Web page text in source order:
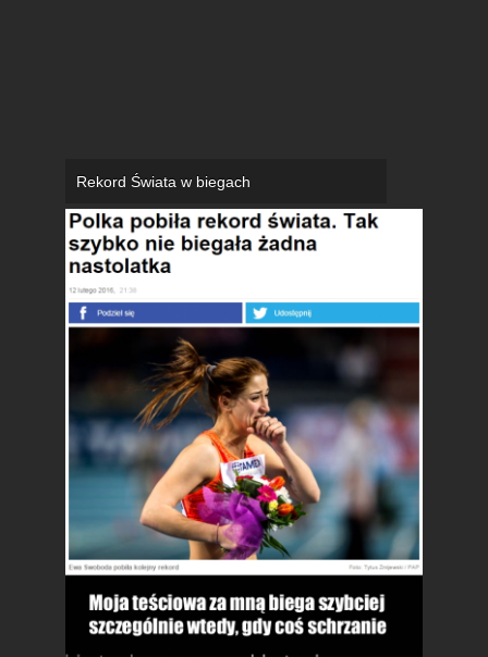
Rekord Świata w biegach